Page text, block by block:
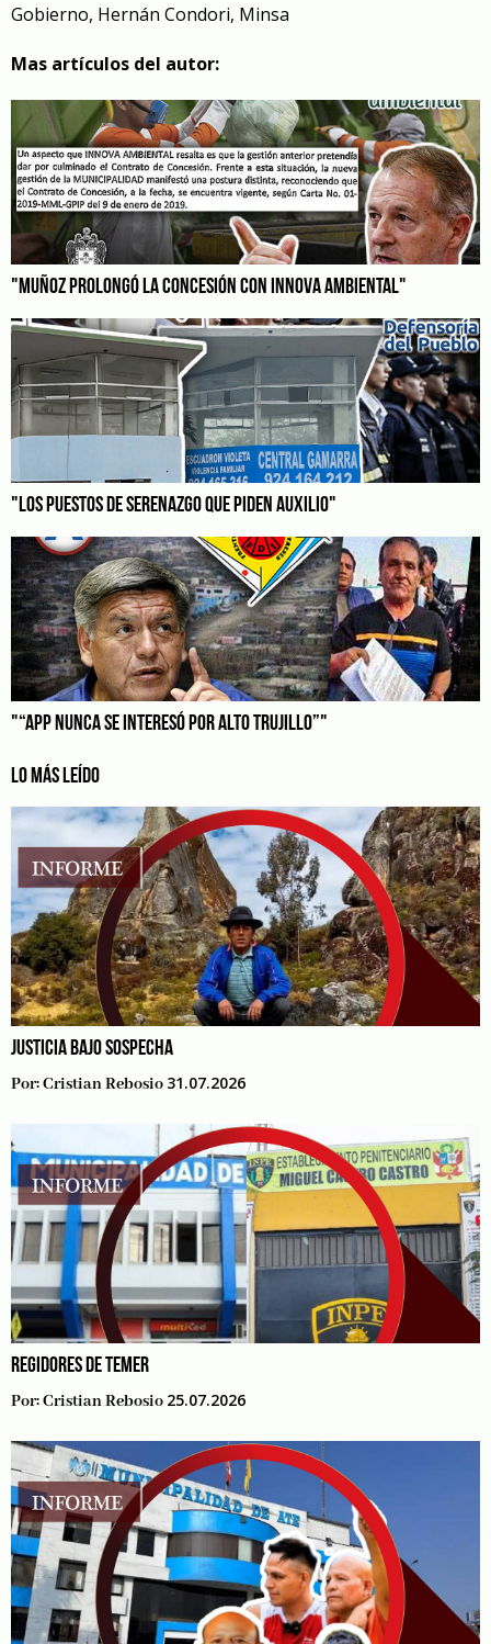
Gobierno, Hernán Condori, Minsa
Mas artículos del autor:
"MUÑOZ PROLONGÓ LA CONCESIÓN CON INNOVA AMBIENTAL"
"LOS PUESTOS DE SERENAZGO QUE PIDEN AUXILIO"
"“APP NUNCA SE INTERESÓ POR ALTO TRUJILLO”"
LO MÁS LEÍDO
JUSTICIA BAJO SOSPECHA
Por:Cristian Rebosio 31.07.2026
REGIDORES DE TEMER
Por:Cristian Rebosio 25.07.2026